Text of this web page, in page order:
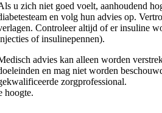
u zich niet goed voelt, aanhoudend
en volg hun advies op.
Controleer altijd of er insuline
of insulinepennen).
advies kan alleen worden
en mag niet worden
zorgprofessional.
hoogte.